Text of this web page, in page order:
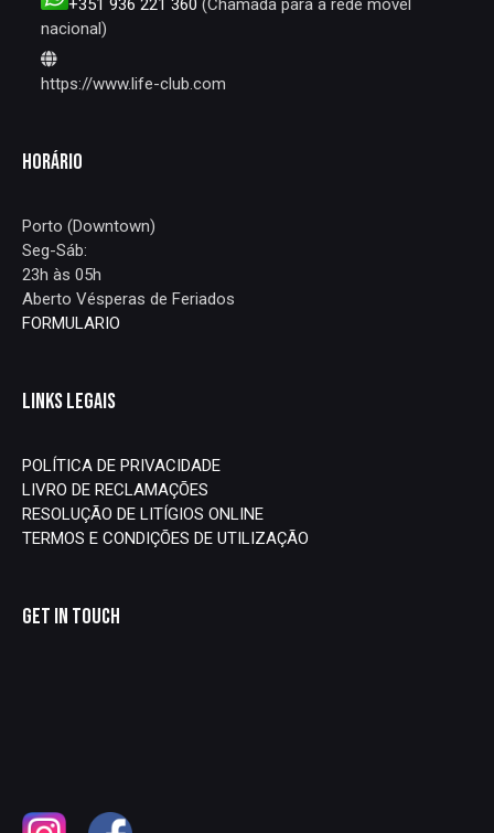
+351 936 221 360(Chamada para a rede móvel
nacional)
https://www.life-club.com
HORÁRIO
Porto (Downtown)
Seg-Sáb:
23h às 05h
Aberto Vésperas de Feriados
FORMULARIO
LINKS LEGAIS
POLÍTICA DE PRIVACIDADE
LIVRO DE RECLAMAÇÕES
RESOLUÇÃO DE LITÍGIOS ONLINE
TERMOS E CONDIÇÕES DE UTILIZAÇÃO
GET IN TOUCH